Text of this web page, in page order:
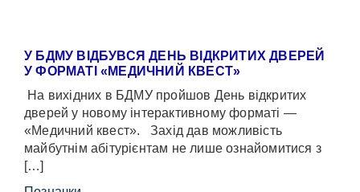
У БДМУ ВІДБУВСЯ ДЕНЬ ВІДКРИТИХ ДВЕРЕЙ
У ФОРМАТІ «МЕДИЧНИЙ КВЕСТ»
На вихідних в БДМУ пройшов День відкритих
дверей у новому інтерактивному форматі —
«Медичний квест». Захід дав можливість
майбутнім абітурієнтам не лише ознайомитися з
[…]